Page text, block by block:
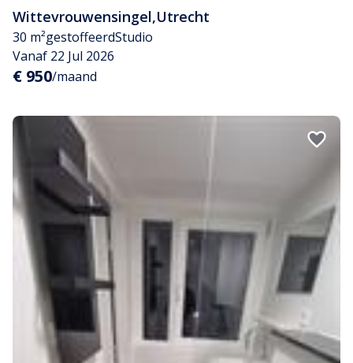
Wittevrouwensingel,Utrecht
30 m²gestoffeerdStudio
Vanaf 22 Jul 2026
€ 950/maand